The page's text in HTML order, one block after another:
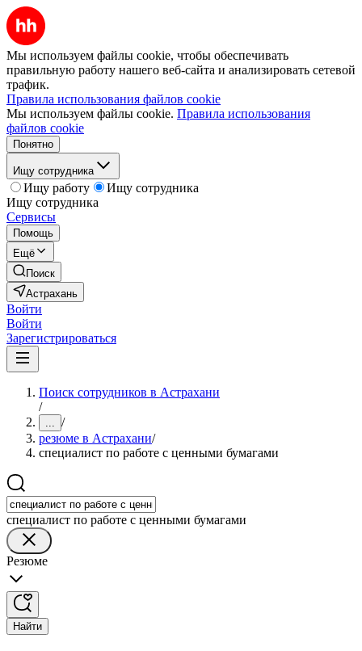
Мы используем файлы cookie, чтобы обеспечивать
правильную работу нашего веб-сайта и анализировать сетевой
трафик.
Правила использования файлов cookie
Мы используем файлы cookie. Правила использования
файлов cookie
Понятно
Ищу сотрудника
Ищу работу
Ищу сотрудника
Ищу сотрудника
Сервисы
Помощь
Ещё
Поиск
Астрахань
Войти
Войти
Зарегистрироваться
Поиск сотрудников в Астрахани
/
... /
резюме в Астрахани/
специалист по работе с ценными бумагами
специалист по работе с ценными бумагами
Резюме
Найти